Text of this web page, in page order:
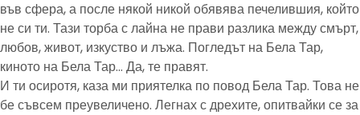
във сфера, а после някой никой обявява печелившия, който
не си ти. Тази торба с лайна не прави разлика между смърт,
любов, живот, изкуство и лъжа. Погледът на Бела Тар,
киното на Бела Тар… Да, те правят.
И ти осиротя, каза ми приятелка по повод Бела Тар. Това не
бе съвсем преувеличено. Легнах с дрехите, опитвайки се за